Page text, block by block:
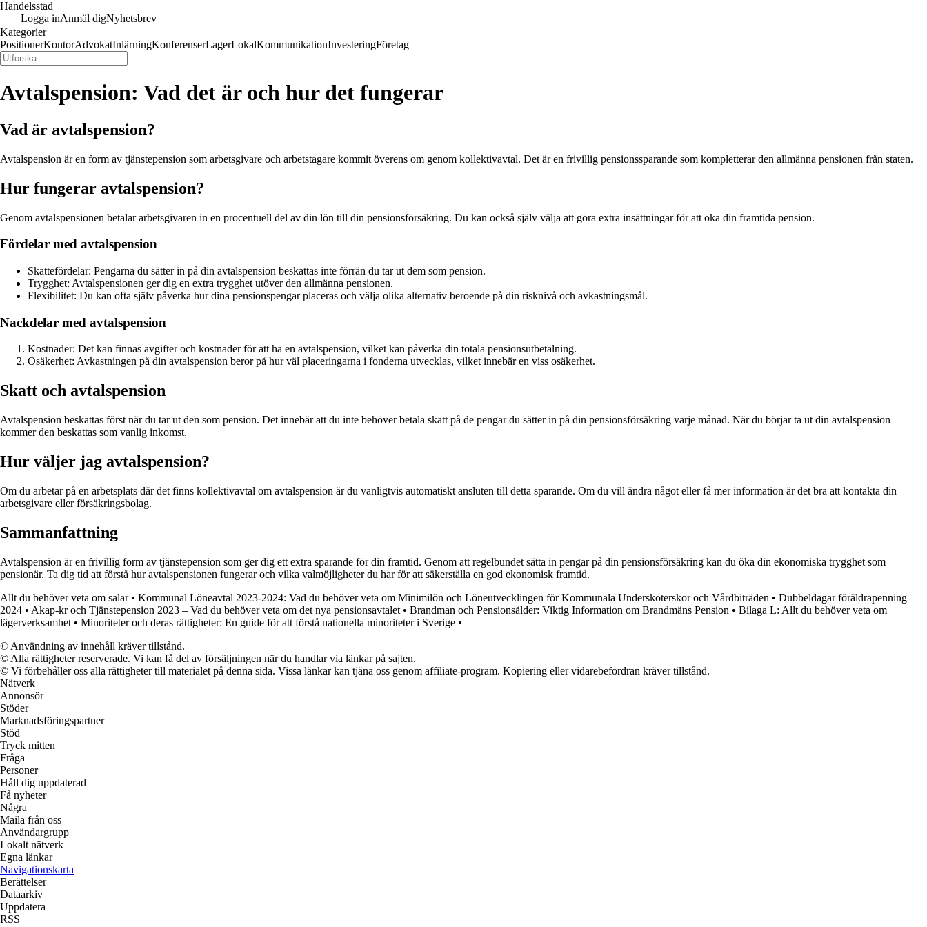
Handelsstad
Logga inAnmäl digNyhetsbrev
Kategorier
PositionerKontorAdvokatInlärningKonferenserLagerLokalKommunikationInvesteringFöretag
Avtalspension: Vad det är och hur det fungerar
Vad är avtalspension?
Avtalspension är en form av tjänstepension som arbetsgivare och arbetstagare kommit överens om genom kollektivavtal. Det är en frivillig pensionssparande som kompletterar den allmänna pensionen från staten.
Hur fungerar avtalspension?
Genom avtalspensionen betalar arbetsgivaren in en procentuell del av din lön till din pensionsförsäkring. Du kan också själv välja att göra extra insättningar för att öka din framtida pension.
Fördelar med avtalspension
Skattefördelar: Pengarna du sätter in på din avtalspension beskattas inte förrän du tar ut dem som pension.
Trygghet: Avtalspensionen ger dig en extra trygghet utöver den allmänna pensionen.
Flexibilitet: Du kan ofta själv påverka hur dina pensionspengar placeras och välja olika alternativ beroende på din risknivå och avkastningsmål.
Nackdelar med avtalspension
Kostnader: Det kan finnas avgifter och kostnader för att ha en avtalspension, vilket kan påverka din totala pensionsutbetalning.
Osäkerhet: Avkastningen på din avtalspension beror på hur väl placeringarna i fonderna utvecklas, vilket innebär en viss osäkerhet.
Skatt och avtalspension
Avtalspension beskattas först när du tar ut den som pension. Det innebär att du inte behöver betala skatt på de pengar du sätter in på din pensionsförsäkring varje månad. När du börjar ta ut din avtalspension
kommer den beskattas som vanlig inkomst.
Hur väljer jag avtalspension?
Om du arbetar på en arbetsplats där det finns kollektivavtal om avtalspension är du vanligtvis automatiskt ansluten till detta sparande. Om du vill ändra något eller få mer information är det bra att kontakta din
arbetsgivare eller försäkringsbolag.
Sammanfattning
Avtalspension är en frivillig form av tjänstepension som ger dig ett extra sparande för din framtid. Genom att regelbundet sätta in pengar på din pensionsförsäkring kan du öka din ekonomiska trygghet som
pensionär. Ta dig tid att förstå hur avtalspensionen fungerar och vilka valmöjligheter du har för att säkerställa en god ekonomisk framtid.
Allt du behöver veta om salar• Kommunal Löneavtal 2023-2024: Vad du behöver veta om Minimilön och Löneutvecklingen för Kommunala Undersköterskor och Vårdbiträden • Dubbeldagar föräldrapenning
2024 • Akap-kr och Tjänstepension 2023 – Vad du behöver veta om det nya pensionsavtalet • Brandman och Pensionsålder: Viktig Information om Brandmäns Pension • Bilaga L: Allt du behöver veta om
lägerverksamhet • Minoriteter och deras rättigheter: En guide för att förstå nationella minoriteter i Sverige •
© Användning av innehåll kräver tillstånd.
© Alla rättigheter reserverade. Vi kan få del av försäljningen när du handlar via länkar på sajten.
© Vi förbehåller oss alla rättigheter till materialet på denna sida. Vissa länkar kan tjäna oss genom affiliate-program. Kopiering eller vidarebefordran kräver tillstånd.
Nätverk
Annonsör
Stöder
Marknadsföringspartner
Stöd
Tryck mitten
Fråga
Personer
Håll dig uppdaterad
Få nyheter
Några
Maila från oss
Användargrupp
Lokalt nätverk
Egna länkar
Navigationskarta
Berättelser
Dataarkiv
Uppdatera
RSS